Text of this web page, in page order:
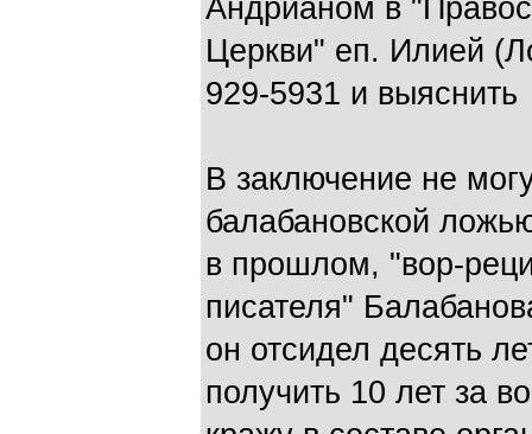
Андрианом в
Церкви" еп. Илией
929-5931 и
В заключение не
балабановской
в прошлом, "вор-
писателя"
он отсидел десять
получить 10 лет за